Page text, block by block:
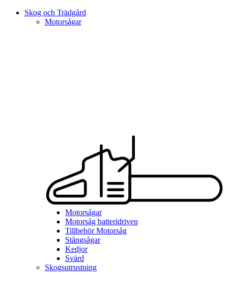
Skog och Trädgård
Motorsågar
Motorsågar
Motorsåg batteridriven
Tillbehör Motorsåg
Stångsågar
Kedjor
Svärd
Skogsutrustning